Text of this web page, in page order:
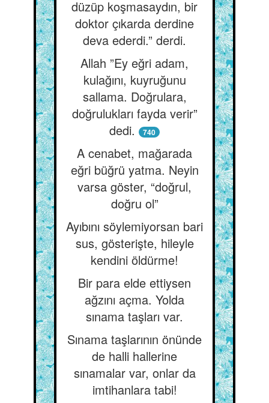
düzüp koşmasaydın, bir
doktor çıkarda derdine
deva ederdi.” derdi.
Allah ”Ey eğri adam,
kulağını, kuyruğunu
sallama. Doğrulara,
doğrulukları fayda verir”
dedi.
740
A cenabet, mağarada
eğri büğrü yatma. Neyin
varsa göster, “doğrul,
doğru ol”
Ayıbını söylemiyorsan bari
sus, gösterişte, hileyle
kendini öldürme!
Bir para elde ettiysen
ağzını açma. Yolda
sınama taşları var.
Sınama taşlarının önünde
de halli hallerine
sınamalar var, onlar da
imtihanlara tabi!